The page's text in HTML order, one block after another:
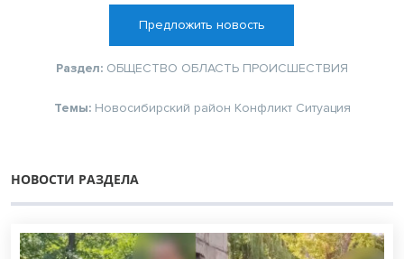
Предложить новость
Раздел: ОБЩЕСТВО ОБЛАСТЬ ПРОИСШЕСТВИЯ
Темы: Новосибирский район Конфликт Ситуация
НОВОСТИ РАЗДЕЛА